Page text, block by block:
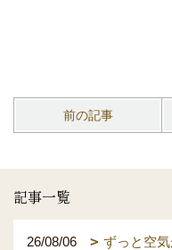
前の記事
記事一覧
26/08/06 ずっと空